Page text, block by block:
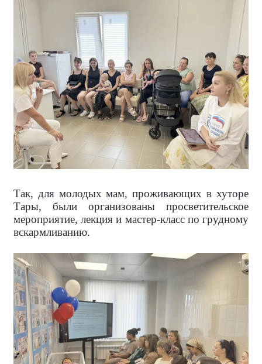
Так, для молодых мам, проживающих в хуторе
Тары, были организованы просветительское
мероприятие, лекция и мастер-класс по грудному
вскармливанию.